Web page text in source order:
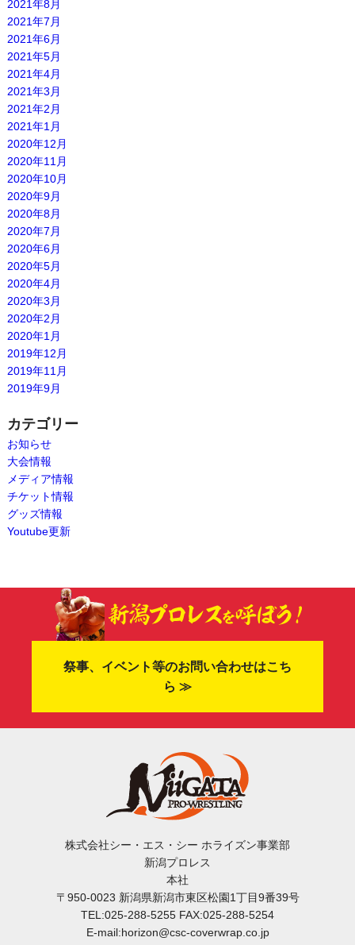
2021年8月
2021年7月
2021年6月
2021年5月
2021年4月
2021年3月
2021年2月
2021年1月
2020年12月
2020年11月
2020年10月
2020年9月
2020年8月
2020年7月
2020年6月
2020年5月
2020年4月
2020年3月
2020年2月
2020年1月
2019年12月
2019年11月
2019年9月
カテゴリー
お知らせ
大会情報
メディア情報
チケット情報
グッズ情報
Youtube更新
祭事、イベント等のお問い合わせはこち
ら ≫
株式会社シー・エス・シー ホライズン事業部
新潟プロレス
本社
〒950-0023 新潟県新潟市東区松園1丁目9番39号
TEL:025-288-5255 FAX:025-288-5254
E-mail:horizon@csc-coverwrap.co.jp